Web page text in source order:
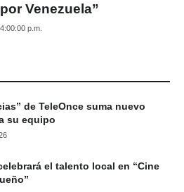
Venezuela”
p.m.
de TeleOnce suma nuevo
su equipo
el talento local en “Cine